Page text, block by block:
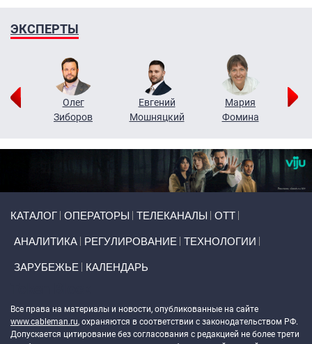
ЭКСПЕРТЫ
Олег
Зиборов
Евгений
Мошняцкий
Мария
Фомина
КАТАЛОГ ОПЕРАТОРЫ ТЕЛЕКАНАЛЫ ОТТ
АНАЛИТИКА РЕГУЛИРОВАНИЕ ТЕХНОЛОГИИ
ЗАРУБЕЖЬЕ КАЛЕНДАРЬ
Все права на материалы и новости, опубликованные на сайте
www.cableman.ru, охраняются в соответствии с законодательством РФ.
Допускается цитирование без согласования с редакцией не более трети